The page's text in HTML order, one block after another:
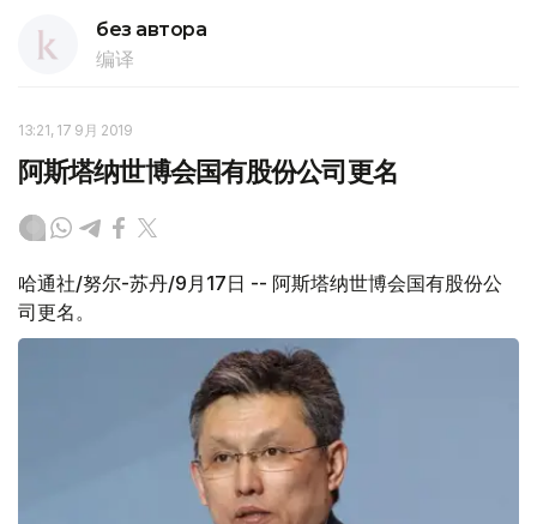
без автора
编译
13:21, 17 9月 2019
阿斯塔纳世博会国有股份公司更名
哈通社/努尔-苏丹/9月17日 -- 阿斯塔纳世博会国有股份公
司更名。